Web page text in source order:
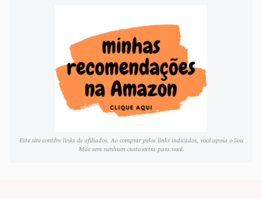
Este site contém links de afiliados. Ao comprar pelos links indicados, você apoia o Sou
Mãe sem nenhum custo extra para você.